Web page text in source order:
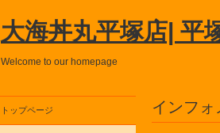
大海丼丸平塚店| 平
Welcome to our homepage
インフ
トップページ